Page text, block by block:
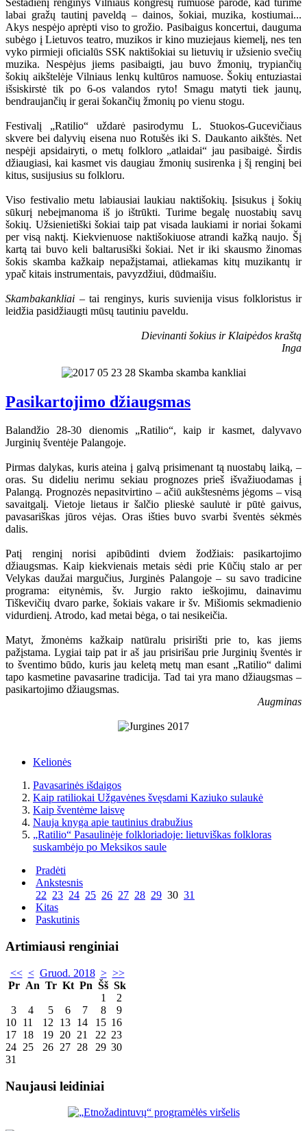
labai gražų tautinį paveldą – dainos, šokiai, muzika, kostiumai...
Akys nespėjo aprėpti viso to grožio. Pasibaigus koncertui, dauguma
subėgo į Lietuvos teatro, muzikos ir kino muziejaus kiemelį, nes ten
vyko pirmieji oficialūs SSK naktišokiai su lietuvių ir užsienio svečių
muzika. Nespėjus jiems pasibaigti, jau buvo žmonių, trypiančių
šokių aikštelėje Vilniaus lenkų kultūros namuose. Šokių entuziastai
išsiskirstė tik po 6-os valandos ryto! Smagu matyti tiek jaunų,
bendraujančių ir gerai šokančių žmonių po vienu stogu.
Festivalį „Ratilio“ uždarė pasirodymu L. Stuokos-Gucevičiaus
skvere bei dalyvių eisena nuo Rotušės iki S. Daukanto aikštės. Net
nespėji apsidairyti, o metų folkloro „atlaidai“ jau pasibaigė. Širdis
džiaugiasi, kai kasmet vis daugiau žmonių susirenka į šį renginį bei
kitus, susijusius su folkloru.
Viso festivalio metu labiausiai laukiau naktišokių. Įsisukus į šokių
sūkurį nebeįmanoma iš jo ištrūkti. Turime begalę nuostabių savų
šokių. Užsienietiški šokiai taip pat visada laukiami ir noriai šokami
per visą naktį. Kiekvienuose naktišokiuose atrandi kažką naujo. Šį
kartą tai buvo keli baltarusiški šokiai. Net ir iki skausmo žinomas
šokis skamba kažkaip nepažįstamai, atliekamas kitų muzikantų ir
ypač kitais instrumentais, pavyzdžiui, dūdmaišiu.
Skambakankliai – tai renginys, kuris suvienija visus folkloristus ir
leidžia pasidžiaugti mūsų tautiniu paveldu.
Dievinanti šokius ir Klaipėdos kraštą
Inga
Pasikartojimo džiaugsmas
Balandžio 28-30 dienomis „Ratilio“, kaip ir kasmet, dalyvavo
Jurginių šventėje Palangoje.
Pirmas dalykas, kuris ateina į galvą prisimenant tą nuostabų laiką, –
oras. Su dideliu nerimu sekiau prognozes prieš išvažiuodamas į
Palangą. Prognozės nepasitvirtino – ačiū aukštesnėms jėgoms – visą
savaitgalį. Vietoje lietaus ir šalčio plieskė saulutė ir pūtė gaivus,
pavasariškas jūros vėjas. Oras išties buvo svarbi šventės sėkmės
dalis.
Patį renginį norisi apibūdinti dviem žodžiais: pasikartojimo
džiaugsmas. Kaip kiekvienais metais sėdi prie Kūčių stalo ar per
Velykas daužai margučius, Jurginės Palangoje – su savo tradicine
programa: eitynėmis, šv. Jurgio rakto ieškojimu, dainavimu
Tiškevičių dvaro parke, šokiais vakare ir šv. Mišiomis sekmadienio
vidurdienį. Atrodo, kad metai bėga, o tai nesikeičia.
Matyt, žmonėms kažkaip natūralu prisirišti prie to, kas jiems
pažįstama. Lygiai taip pat ir aš jau prisirišau prie Jurginių šventės ir
to šventimo būdo, kuris jau keletą metų man esant „Ratilio“ dalimi
tapo kasmetine pavasarine tradicija. Tad tai yra mano džiaugsmas –
pasikartojimo džiaugsmas.
Augminas
Kelionės
Pavasarinės išdaigos
Kaip ratiliokai Užgavėnes švęsdami Kaziuko sulaukė
Kaip šventėme laisvę
Nauja knyga apie tautinius drabužius
„Ratilio“ Pasaulinėje folkloriadoje: lietuviškas folkloras
suskambėjo po Meksikos saule
Pradėti
Ankstesnis
22 23 24 25 26 27 28 29 30 31
Kitas
Paskutinis
Artimiausi renginiai
<< < Gruod. 2018 > >>
Pr An Tr Kt Pn Šš Sk
1
2
3
4 5 6 7 8
9
10 11 12 13 14 15 16
17 18 19 20 21 22 23
24 25 26 27 28 29 30
31
Naujausi leidiniai